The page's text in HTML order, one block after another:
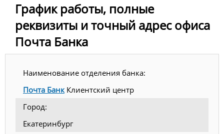
График работы, полные
реквизиты и точный адрес офиса
Почта Банка
Наименование отделения банка:
Почта БанкКлиентский центр
Город:
Екатеринбург